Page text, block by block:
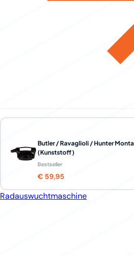
Butler / Ravaglioli / Hunter
(Kunststoff)
Bestseller
€ 59,95
Radauswuchtmaschine